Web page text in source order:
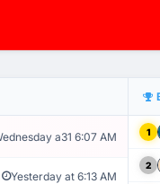
GIÁM SÁT TỰ
a31 6:07 AM
Yesterday at 6:13 AM
1
2